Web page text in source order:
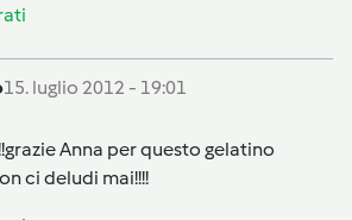
15. luglio 2012 - 19:01
Anna per questo gelatino
ci deludi mai!!!!